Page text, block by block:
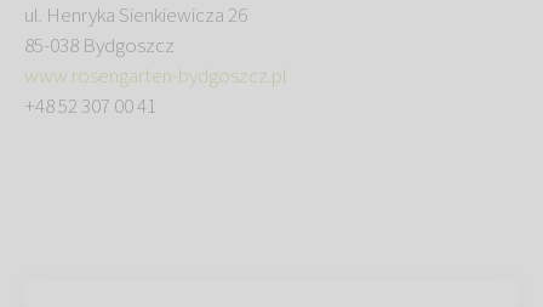
ul. Henryka Sienkiewicza 26
85-038 Bydgoszcz
www.rosengarten-bydgoszcz.pl
+48 52 307 00 41